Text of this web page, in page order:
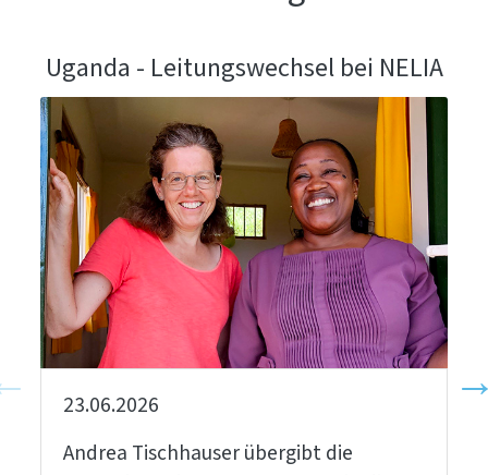
Uganda - Leitungswechsel bei NELIA
23.06.2026
Andrea Tischhauser übergibt die